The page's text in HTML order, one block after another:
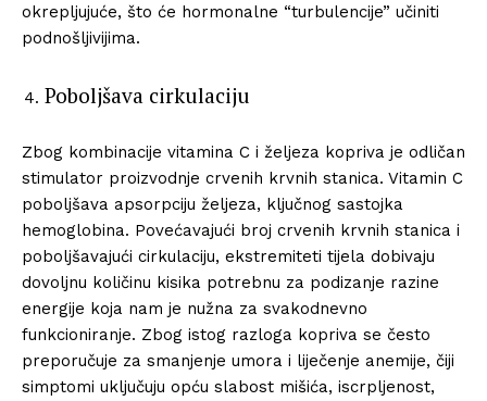
okrepljujuće, što će hormonalne “turbulencije” učiniti
podnošljivijima.
Poboljšava cirkulaciju
Zbog kombinacije vitamina C i željeza kopriva je odličan
stimulator proizvodnje crvenih krvnih stanica. Vitamin C
poboljšava apsorpciju željeza, ključnog sastojka
hemoglobina. Povećavajući broj crvenih krvnih stanica i
poboljšavajući cirkulaciju, ekstremiteti tijela dobivaju
dovoljnu količinu kisika potrebnu za podizanje razine
energije koja nam je nužna za svakodnevno
funkcioniranje. Zbog istog razloga kopriva se često
preporučuje za smanjenje umora i liječenje anemije, čiji
simptomi uključuju opću slabost mišića, iscrpljenost,